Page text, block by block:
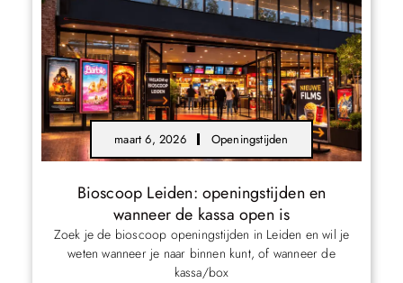
maart 6, 2026 Openingstijden
Bioscoop Leiden: openingstijden en
wanneer de kassa open is
Zoek je de bioscoop openingstijden in Leiden en wil je
weten wanneer je naar binnen kunt, of wanneer de
kassa/box